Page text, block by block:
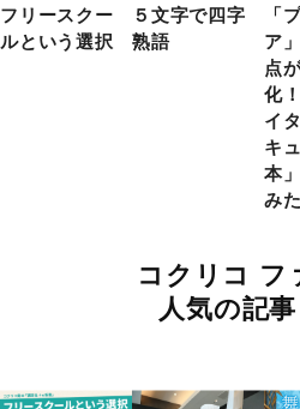
フリースクー
ルという選択
５文字で四字
熟語
「
ア
点
化
イ
キ
本
み
コクリコ フ
人気の記